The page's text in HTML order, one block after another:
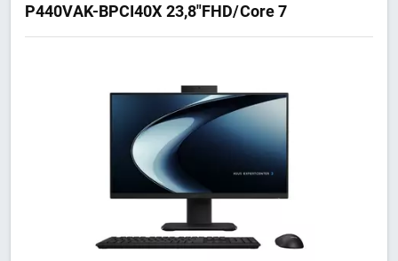
P440VAK-BPCI40X 23,8"FHD/Core 7
240H/16GB/SSD512GB/Intel/W11 PRO